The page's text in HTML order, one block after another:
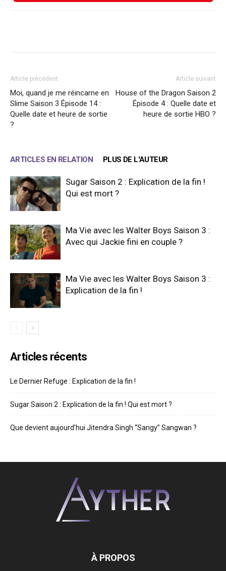
Article précédent
Moi, quand je me réincarne en
Slime Saison 3 Épisode 14 :
Quelle date et heure de sortie
?
Article suivant
House of the Dragon Saison 2
Épisode 4 : Quelle date et
heure de sortie HBO ?
ARTICLES EN RELATION PLUS DE L'AUTEUR
Sugar Saison 2 : Explication de la fin !
Qui est mort ?
Ma Vie avec les Walter Boys Saison 3 :
Avec qui Jackie fini en couple ?
Ma Vie avec les Walter Boys Saison 3 :
Explication de la fin !
Articles récents
Le Dernier Refuge : Explication de la fin !
Sugar Saison 2 : Explication de la fin ! Qui est mort ?
Que devient aujourd’hui Jitendra Singh “Sangy” Sangwan ?
À PROPOS